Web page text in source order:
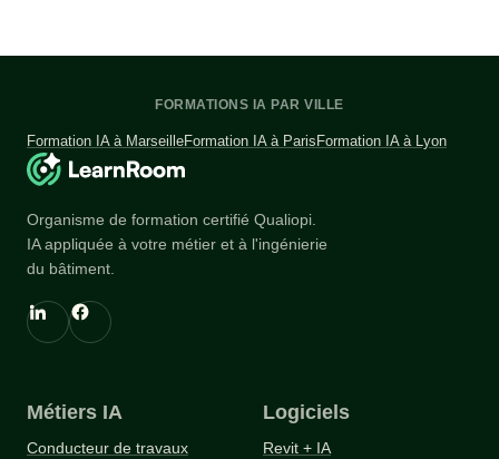
FORMATIONS IA PAR VILLE
Formation IA à MarseilleFormation IA à Paris Formation IA à Lyon
Organisme de formation certifié Qualiopi.
IA appliquée à votre métier et à l'ingénierie
du bâtiment.
Métiers IA
Conducteur de travaux
Logiciels
Revit + IA